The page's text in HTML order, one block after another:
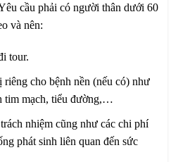
cầu phải có người thân dưới 60
và nên:
tour.
riêng cho bệnh nền (nếu có) như
tim mạch, tiểu đường,…
nhiệm cũng như các chi phí
phát sinh liên quan đến sức